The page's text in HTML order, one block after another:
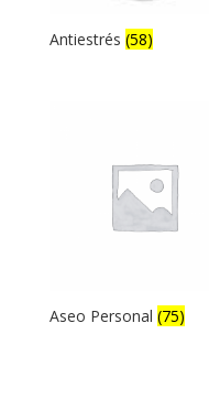
Antiestrés (58)
Aseo Personal (75)